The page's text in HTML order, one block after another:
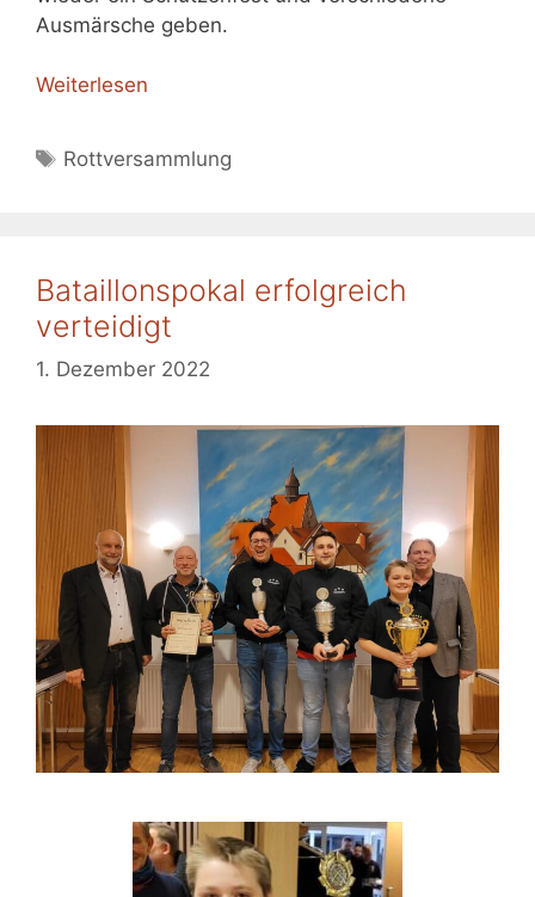
Ausmärsche geben.
Weiterlesen
Schlagwörter
Rottversammlung
Bataillonspokal erfolgreich
verteidigt
1. Dezember 2022